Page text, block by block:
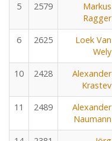
5 2579
Markus
Ragger
6 2625
Loek Van
Wely
10 2428
Alexander
Krastev
11 2489
Alexander
Naumann